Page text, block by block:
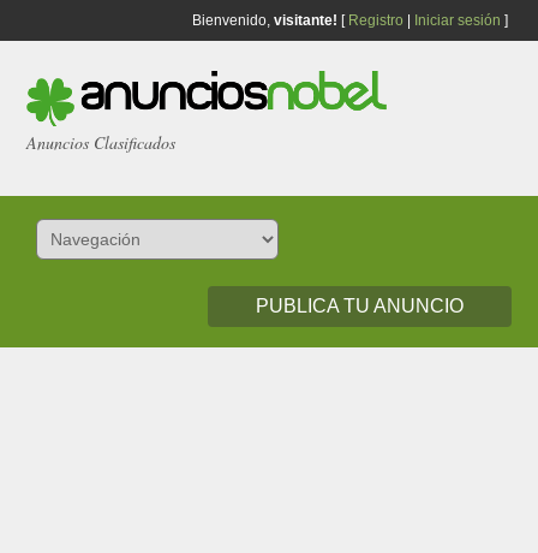
Bienvenido, visitante! [ Registro Iniciar sesión ]
Anuncios Clasificados
PUBLICA TU ANUNCIO